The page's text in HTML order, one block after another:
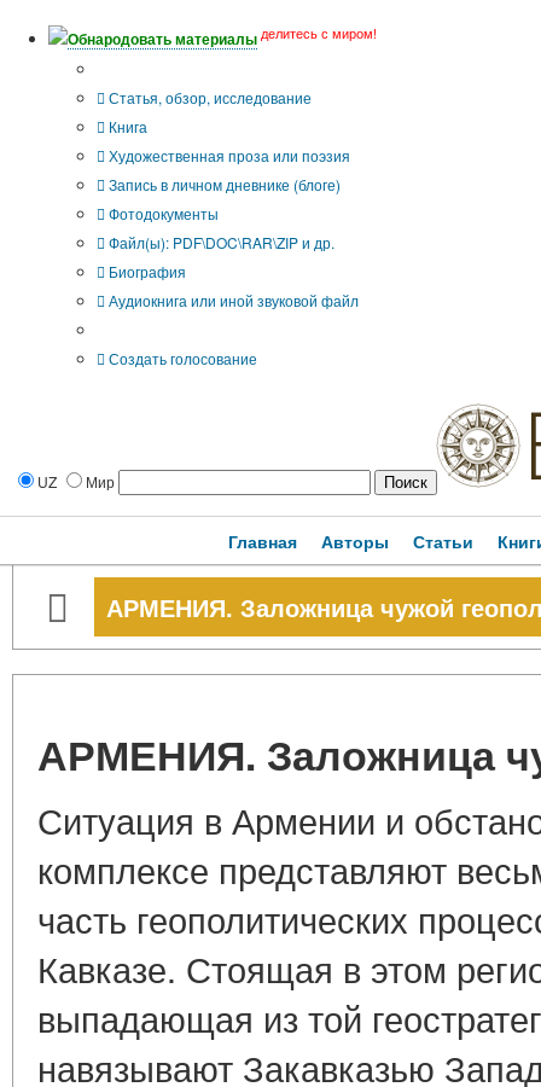
Обнародовать материалы делитесь с миром!
Статья, обзор, исследование
Книга
Художественная проза или поэзия
Запись в личном дневнике (блоге)
Фотодокументы
Файл(ы): PDF\DOC\RAR\ZIP и др.
Биография
Аудиокнига или иной звуковой файл
Создать голосование
UZ Мир
Главная Авторы Статьи
АРМЕНИЯ. Заложница чужой
АРМЕНИЯ. Заложница
Ситуация в Армении и
комплексе представляют
часть геополитических
Кавказе. Стоящая в этом
выпадающая из той
навязывают Закавказью